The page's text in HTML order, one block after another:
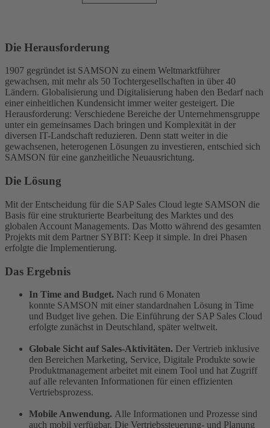
Die Herausforderung
1907 gegründet ist SAMSON zu einem Weltmarktführer
gewachsen, mit mehr als 50 Tochtergesellschaften in über 40
Ländern. Globalisierung und Digitalisierung haben den Bedarf nach
einer einheitlichen Kundensicht immer weiter gesteigert. Die
Herausforderung: Verschiedene Bereiche der Unternehmensgruppe
unter ein gemeinsames Dach bringen und Komplexität in der
diversen IT-Landschaft reduzieren. Denn statt weiter in die
gewachsenen, heterogenen Lösungen zu investieren, entschied sich
SAMSON für eine ganzheitliche Neuausrichtung.
Die Lösung
Mit der Entscheidung für die SAP Sales Cloud legte SAMSON die
Basis für eine strukturierte Bearbeitung des Marktes und des
globalen Account Managements. Das Motto während des gesamten
Projekts mit dem Partner SYBIT: Keep it simple. In drei Phasen
erfolgte die Implementierung.
Das Ergebnis
In Time and Budget. Nach rund 6 Monaten
konnte SAMSON mit einer standardnahen Lösung in Time
und Budget live gehen. Die Einführung der SAP Sales Cloud
erfolgte zunächst in Deutschland, später weltweit.
Globale Sicht auf Sales-Aktivitäten. Der Vertrieb inklusive
den Bereichen Marketing, Service, Digitale Produkte sowie
Produktmanagement arbeitet mit einem Tool und hat Zugriff
auf alle relevanten Informationen für einen effizienten
Vertriebsprozess.
Mobile Anwendung. Alle Informationen und Prozesse sind
auch mobil verfügbar. Die Vertriebssteuerung- und Planung